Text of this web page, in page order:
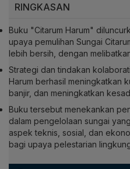
RINGKASAN
Buku "Citarum Harum"
upaya pemulihan Sungai
lebih bersih, dengan
Strategi dan tindakan
Harum berhasil meningkatkan
banjir, dan meningkatkan
Buku tersebut menekankan
dalam pengelolaan sungai
aspek teknis, sosial, dan
bagi upaya pelestarian